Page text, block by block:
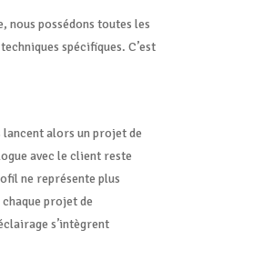
nous possédons toutes les
spécifiques. C’est
lancent alors un projet de
avec le client reste
ne représente plus
projet de
s’intègrent